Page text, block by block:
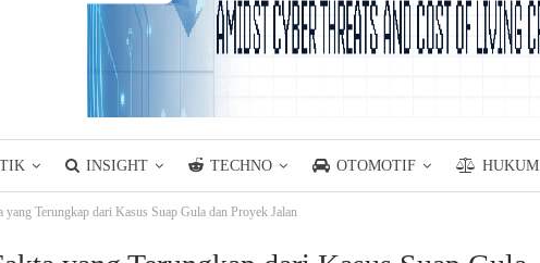
INSIGHT TECHNO OTOMOTIF HUKUM
Terungkap dari Kasus Suap Gula dan Proyek Jalan